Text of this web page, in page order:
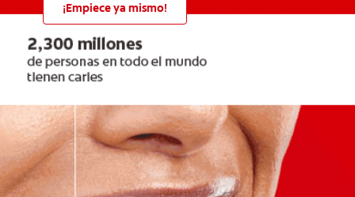
¡Empiece ya mismo!